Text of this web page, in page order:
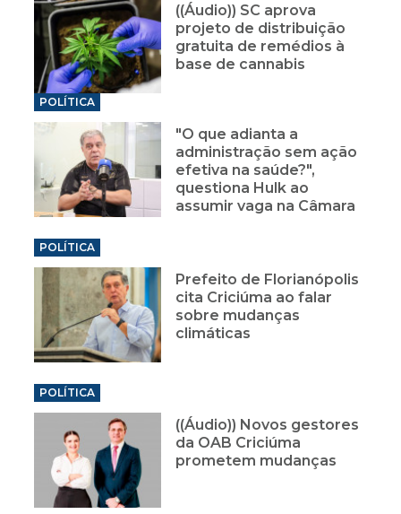
((Áudio)) SC aprova
projeto de distribuição
gratuita de remédios à
base de cannabis
POLÍTICA
"O que adianta a
administração sem ação
efetiva na saúde?",
questiona Hulk ao
assumir vaga na Câmara
POLÍTICA
Prefeito de Florianópolis
cita Criciúma ao falar
sobre mudanças
climáticas
POLÍTICA
((Áudio)) Novos gestores
da OAB Criciúma
prometem mudanças